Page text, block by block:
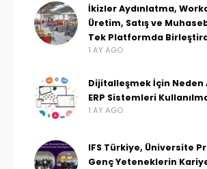
İkizler Aydınlatma,
Üretim, Satış ve
Tek Platformda
1 AY AGO
Dijitalleşmek İçin
ERP Sistemleri
1 AY AGO
IFS Türkiye, Üniversite
Genç Yeteneklerin